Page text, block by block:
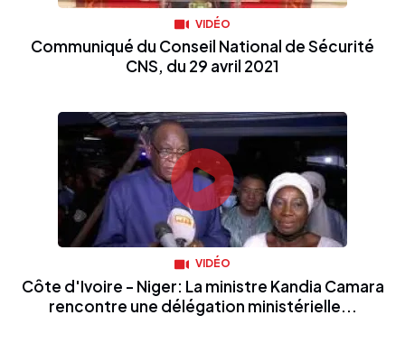
VIDÉO
Communiqué du Conseil National de Sécurité
CNS, du 29 avril 2021
VIDÉO
Côte d'Ivoire - Niger: La ministre Kandia Camara
rencontre une délégation ministérielle...